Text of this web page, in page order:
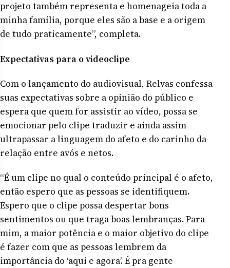
projeto também representa e homenageia toda a
minha família, porque eles são a base e a origem
de tudo praticamente”, completa.
Expectativas para o videoclipe
Com o lançamento do audiovisual, Relvas confessa
suas expectativas sobre a opinião do público e
espera que quem for assistir ao vídeo, possa se
emocionar pelo clipe traduzir e ainda assim
ultrapassar a linguagem do afeto e do carinho da
relação entre avós e netos.
“É um clipe no qual o conteúdo principal é o afeto,
então espero que as pessoas se identifiquem.
Espero que o clipe possa despertar bons
sentimentos ou que traga boas lembranças. Para
mim, a maior potência e o maior objetivo do clipe
é fazer com que as pessoas lembrem da
importância do ‘aqui e agora’. É pra gente